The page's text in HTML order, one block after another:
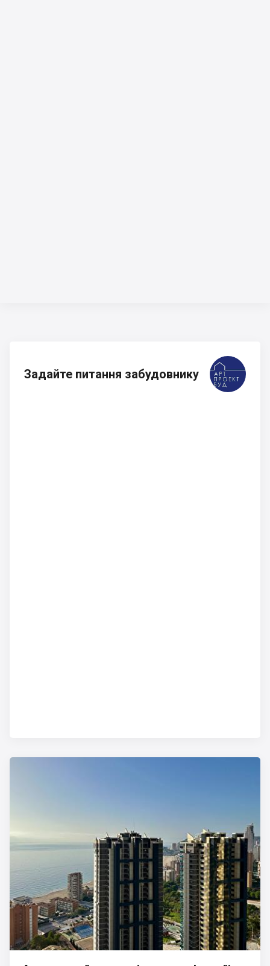
Задайте питання забудовнику